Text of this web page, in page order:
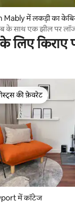
45 समीक्षाएँ
Mably में लकड़ी का
के साथ एक झील पर
के लिए
समीक्षाएँ
का टॉप फ़ेवरेट
की फ़ेवरेट
में कॉटेज